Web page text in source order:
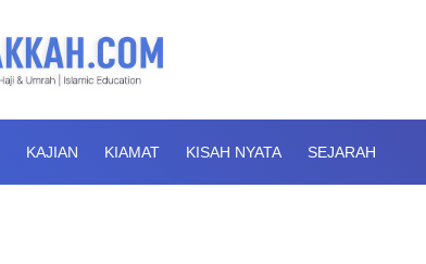
KAJIAN KIAMAT KISAH NYATA SEJARAH